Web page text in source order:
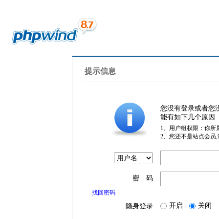
提示信息
您没有登录或者您
能有如下几个原因
1、用户组权限：你所
2、您还不是站点会员
密 码
找回密码
隐身登录 开启 关闭